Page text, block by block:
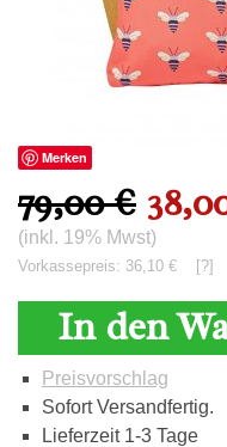
Merken
79,00 €
(inkl. 19% Mwst)
Vorkassepreis: 36,10 € [?]
In den
Preisvorschlag
Sofort Versandfertig.
Lieferzeit 1-3 Tage